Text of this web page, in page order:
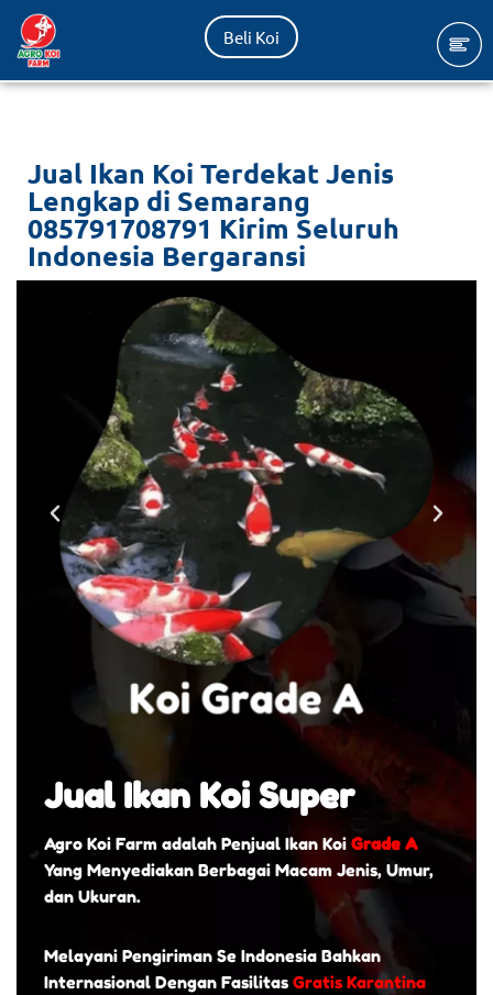
Lompat
ke
Beli Koi
Jual Ikan Koi Terdekat Jenis
Lengkap di Semarang
085791708791 Kirim Seluruh
Indonesia Bergaransi
Jual Ikan Koi Super
Agro Koi Farm adalah Penjual Ikan Koi Grade A
Yang Menyediakan Berbagai Macam Jenis, Umur,
dan Ukuran.
Melayani Pengiriman Se Indonesia Bahkan
Internasional Dengan Fasilitas Gratis Karantina